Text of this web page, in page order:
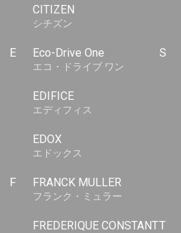
CITIZEN
シチズン
E Eco-Drive One
エコ・ドライブ ワン
EDIFICE
エディフィス
EDOX
エドックス
F FRANCK MULLER
フランク・ミュラー
FREDERIQUE CONSTANT
S
T